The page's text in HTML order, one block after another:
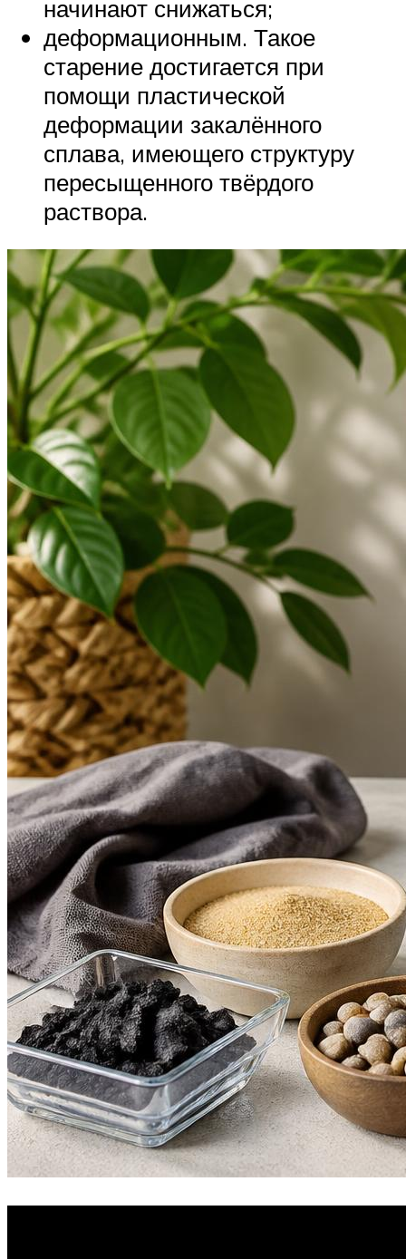
начинают снижаться;
деформационным. Такое
старение достигается при
помощи пластической
деформации закалённого
сплава, имеющего структуру
пересыщенного твёрдого
раствора.